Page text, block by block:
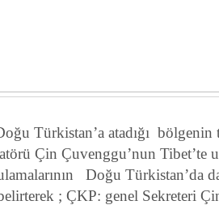
Türkistan’a atadığı
Çin Çuvenggu’nun Tibet’te
Doğu Türkistan’da
; ÇKP: genel Sekreteri